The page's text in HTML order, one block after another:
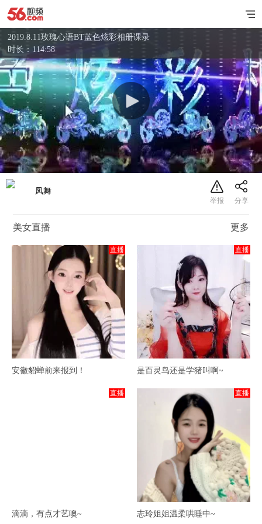
2019.8.11玫瑰心语BT蓝色炫彩相册课录
时长：114:58
凤舞
美女直播 更多
直播
安徽貂蝉前来报到！
直播
是百灵鸟还是学猪叫啊~
直播
滴滴，有点才艺噢~
直播
志玲姐姐温柔哄睡中~